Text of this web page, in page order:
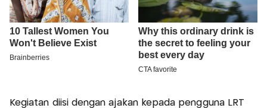
Kegiatan diisi dengan ajakan kepada pengguna LRT